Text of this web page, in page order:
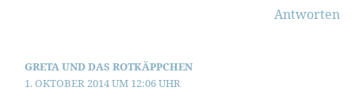
Antworten
GRETA UND DAS ROTKÄPPCHEN
1. OKTOBER 2014 UM 12:06 UHR